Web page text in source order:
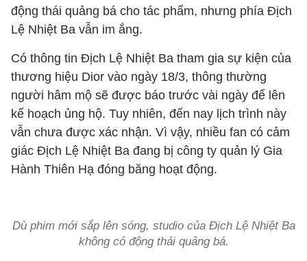
động thái quảng bá cho tác phẩm, nhưng phía Địch
Lệ Nhiệt Ba vẫn im ắng.
Có thông tin Địch Lệ Nhiệt Ba tham gia sự kiện của
thương hiệu Dior vào ngày 18/3, thông thường
người hâm mộ sẽ được báo trước vài ngày để lên
kế hoạch ủng hộ. Tuy nhiên, đến nay lịch trình này
vẫn chưa được xác nhận. Vì vậy, nhiều fan có cảm
giác Địch Lệ Nhiệt Ba đang bị công ty quản lý Gia
Hành Thiên Hạ đóng băng hoạt động.
Dù phim mới sắp lên sóng, studio của Địch Lệ Nhiệt Ba
không có động thái quảng bá.